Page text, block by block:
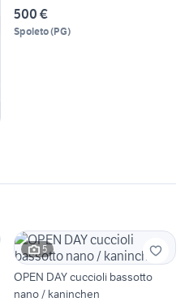
500 €
Spoleto(PG)
5
OPEN DAY cuccioli bassotto
nano / kaninchen